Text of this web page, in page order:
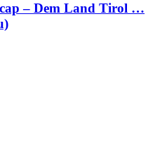
– Dem Land Tirol …